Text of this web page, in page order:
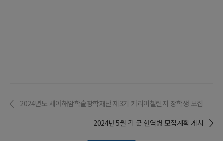
2024년도 세아해암학술장학재단 제3기 커리어챌린지 장학생 모집
2024년 5월 각 군 현역병 모집계획 게시